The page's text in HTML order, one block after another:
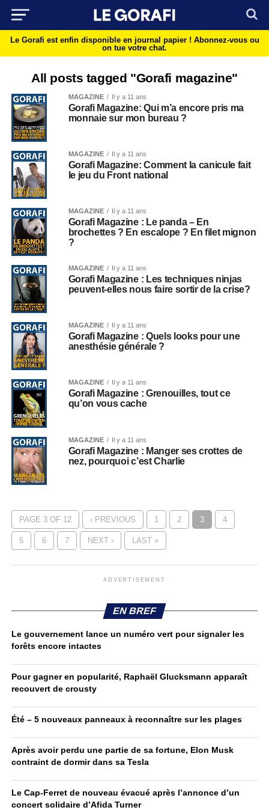
Le Gorafi est enfin disponible en journal papier ! Abonnez-vous ou
on tue votre chat.
All posts tagged "Gorafi magazine"
MAGAZINE Il y a 11 ans
Gorafi Magazine: Qui m’a encore pris ma
monnaie sur mon bureau ?
MAGAZINE Il y a 11 ans
Gorafi Magazine: Comment la canicule fait
le jeu du Front national
MAGAZINE Il y a 11 ans
Gorafi Magazine : Le panda – En
brochettes ? En escalope ? En filet mignon
?
MAGAZINE Il y a 11 ans
Gorafi Magazine : Les techniques ninjas
peuvent-elles nous faire sortir de la crise?
MAGAZINE Il y a 11 ans
Gorafi Magazine : Quels looks pour une
anesthésie générale ?
MAGAZINE Il y a 11 ans
Gorafi Magazine : Grenouilles, tout ce
qu’on vous cache
MAGAZINE Il y a 11 ans
Gorafi Magazine : Manger ses crottes de
nez, pourquoi c’est Charlie
PAGE 3 OF 12 ‹ PREVIOUS 1 2 3 4
5 6 7 NEXT › LAST »
ADVERTISEMENT
EN BREF
Le gouvernement lance un numéro vert pour signaler les
forêts encore intactes
Pour gagner en popularité, Raphaël Glucksmann apparaît
recouvert de crousty
Été – 5 nouveaux panneaux à reconnaître sur les plages
Après avoir perdu une partie de sa fortune, Elon Musk
contraint de dormir dans sa Tesla
Le Cap-Ferret de nouveau évacué après l’annonce d’un
concert solidaire d’Afida Turner